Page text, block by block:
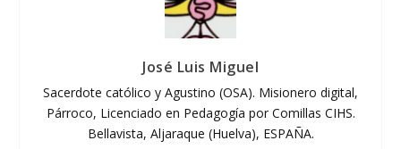
José Luis Miguel
Sacerdote católico y Agustino (OSA). Misionero digital,
Párroco, Licenciado en Pedagogía por Comillas CIHS.
Bellavista, Aljaraque (Huelva), ESPAÑA.